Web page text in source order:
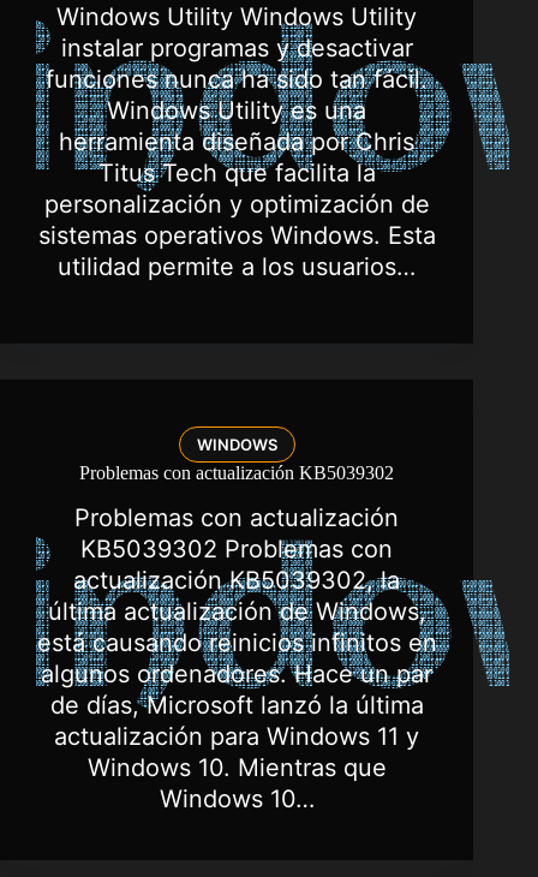
Windows Utility Windows Utility
instalar programas y desactivar
funciones nunca ha sido tan fácil.
Windows Utility es una
herramienta diseñada por Chris
Titus Tech que facilita la
personalización y optimización de
sistemas operativos Windows. Esta
utilidad permite a los usuarios…
WINDOWS
Problemas con actualización KB5039302
Problemas con actualización
KB5039302 Problemas con
actualización KB5039302, la
última actualización de Windows,
está causando reinicios infinitos en
algunos ordenadores. Hace un par
de días, Microsoft lanzó la última
actualización para Windows 11 y
Windows 10. Mientras que
Windows 10…